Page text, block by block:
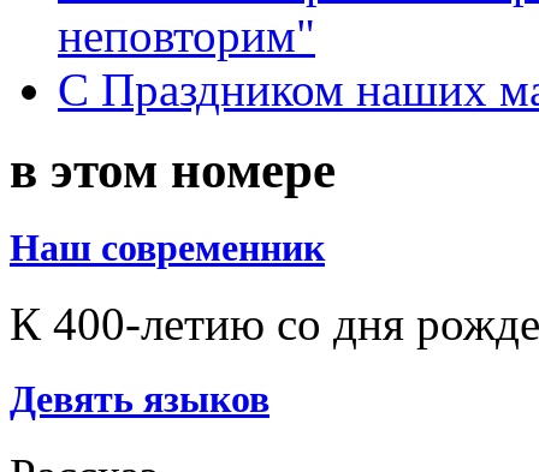
неповторим"
С Праздником наших
в этом номере
Наш современник
К 400-летию со дня
Девять языков